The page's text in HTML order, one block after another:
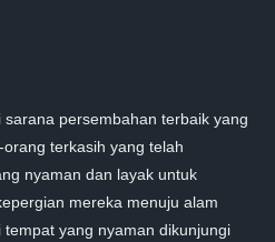
sarana persembahan terbaik yang
terkasih yang telah
nyaman dan layak untuk
mereka menuju alam
yang nyaman dikunjungi